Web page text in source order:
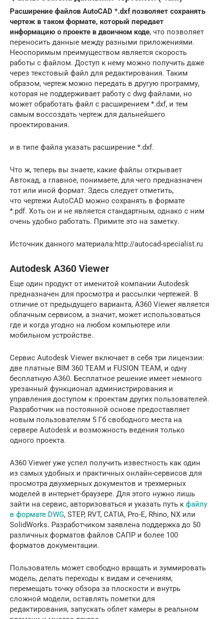
Расширение файлов AutoCAD *.dxf позволяет сохранять
чертеж в таком формате, который передает
информацию о проекте в двоичном коде, что позволяет
переносить данные между разными приложениями.
Неоспоримым преимуществом является скорость
работы с файлом. Доступ к нему можно получить даже
через текстовый файл для редактирования. Таким
образом, чертеж можно передать в другую программу,
которая не поддерживает работу с dwg файлами, но
может обработать файл с расширением *.dxf, и тем
самым воссоздать чертеж для дальнейшего
проектирования.
и в типе файла указать расширение *.dxf.
Что ж, теперь вы знаете, какие файлы открывает
Автокад, а главное, понимаете, для чего предназначен
тот или иной формат. Здесь следует отметить,
что чертежи AutoCAD можно сохранять в формате
*.pdf. Хоть он и не является стандартным, однако с ним
очень удобно работать. Примите это на заметку.
Источник данного материала:http://autocad-specialist.ru
Autodesk A360 Viewer
Еще один продукт от именитой компании Autodesk
предназначен для просмотра и рассылки чертежей. В
отличие от предыдущего варианта, A360 Viewer является
облачным сервисом, а значит, может использоваться
где и когда угодно на любом компьютере или
мобильном устройстве.
Сервис Autodesk Viewer включает в себя три лицензии:
две платные BIM 360 TEAM и FUSION TEAM, и одну
бесплатную A360. Бесплатное решение имеет немного
урезанный функционал администрирования и
управления доступом к проектам других пользователей.
Разработчик на постоянной основе предоставляет
новым пользователям 5 Гб свободного места на
сервере Autodesk и возможность ведения только
одного проекта.
A360 Viewer уже успел получить известность как один
из самых удобных и практичных онлайн-сервисов для
просмотра двухмерных документов и трехмерных
моделей в интернет-браузере. Для этого нужно лишь
зайти на сервис, авторизоваться и указать путь к файлу
в формате DWG, STEP, RVT, CATIA, Pro-E, Rhino, NX или
SolidWorks. Разработчиком заявлена поддержка до 50
различных форматов файлов САПР и более 100
форматов документации.
Пользователь может свободно вращать и зуммировать
модель, делать переходы к видам и сечениям,
перемещать точку обзора за плоскости и внутрь
сложной модели, оставлять пометки для
редактирования, запускать облет камеры в реальном